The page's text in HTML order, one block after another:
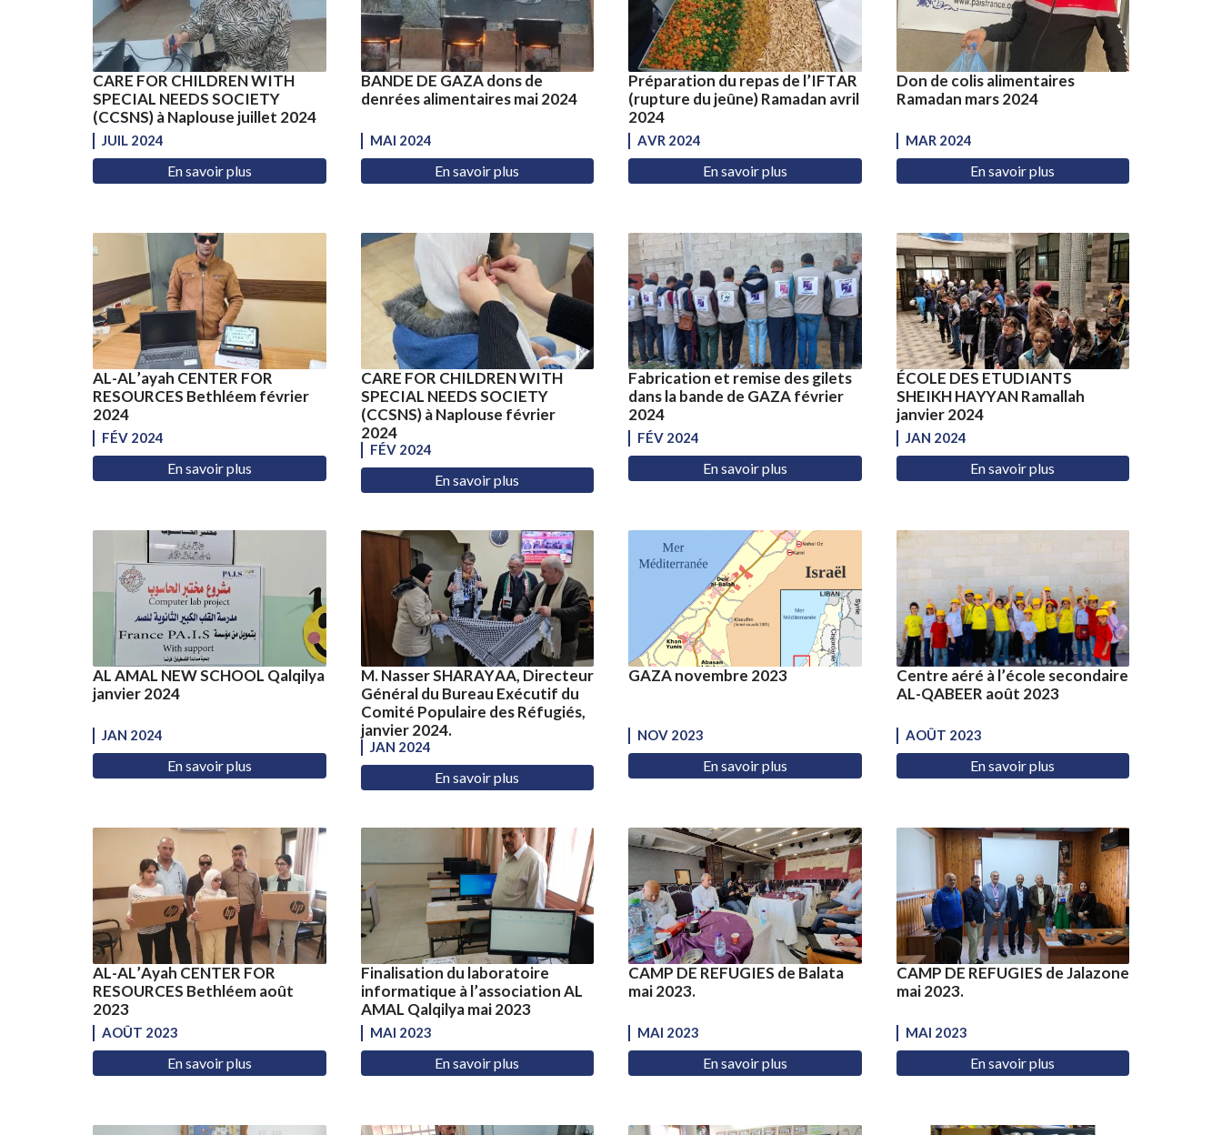
CARE FOR CHILDREN WITH
SPECIAL NEEDS SOCIETY
(CCSNS) à Naplouse juillet 2024
JUIL 2024
En savoir plus
BANDE DE GAZA dons de
denrées alimentaires mai 2024
MAI 2024
En savoir plus
Préparation du repas de l’IFTAR
(rupture du jeûne) Ramadan avril
2024
AVR 2024
En savoir plus
Don de colis alimentaires
Ramadan mars 2024
MAR 2024
En savoir plus
AL-AL’ayah CENTER FOR
RESOURCES Bethléem février
2024
FÉV 2024
En savoir plus
CARE FOR CHILDREN WITH
SPECIAL NEEDS SOCIETY
(CCSNS) à Naplouse février
2024
FÉV 2024
En savoir plus
Fabrication et remise des gilets
dans la bande de GAZA février
2024
FÉV 2024
En savoir plus
ÉCOLE DES ETUDIANTS
SHEIKH HAYYAN Ramallah
janvier 2024
JAN 2024
En savoir plus
AL AMAL NEW SCHOOL Qalqilya
janvier 2024
JAN 2024
En savoir plus
M. Nasser SHARAYAA, Directeur
Général du Bureau Exécutif du
Comité Populaire des Réfugiés,
janvier 2024.
JAN 2024
En savoir plus
GAZA novembre 2023
NOV 2023
En savoir plus
Centre aéré à l’école secondaire
AL-QABEER août 2023
AOÛT 2023
En savoir plus
AL-AL’Ayah CENTER FOR
RESOURCES Bethléem août
2023
AOÛT 2023
En savoir plus
Finalisation du laboratoire
informatique à l’association AL
AMAL Qalqilya mai 2023
MAI 2023
En savoir plus
CAMP DE REFUGIES de Balata
mai 2023.
MAI 2023
En savoir plus
CAMP DE REFUGIES de Jalazone
mai 2023.
MAI 2023
En savoir plus